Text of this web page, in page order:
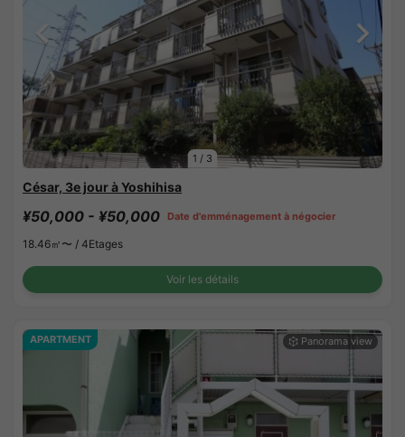
1 / 3
César, 3e jour à Yoshihisa
¥50,000 - ¥50,000 Date d'emménagement à négocier
18.46㎡〜 / 4Etages
Voir les détails
APARTMENT